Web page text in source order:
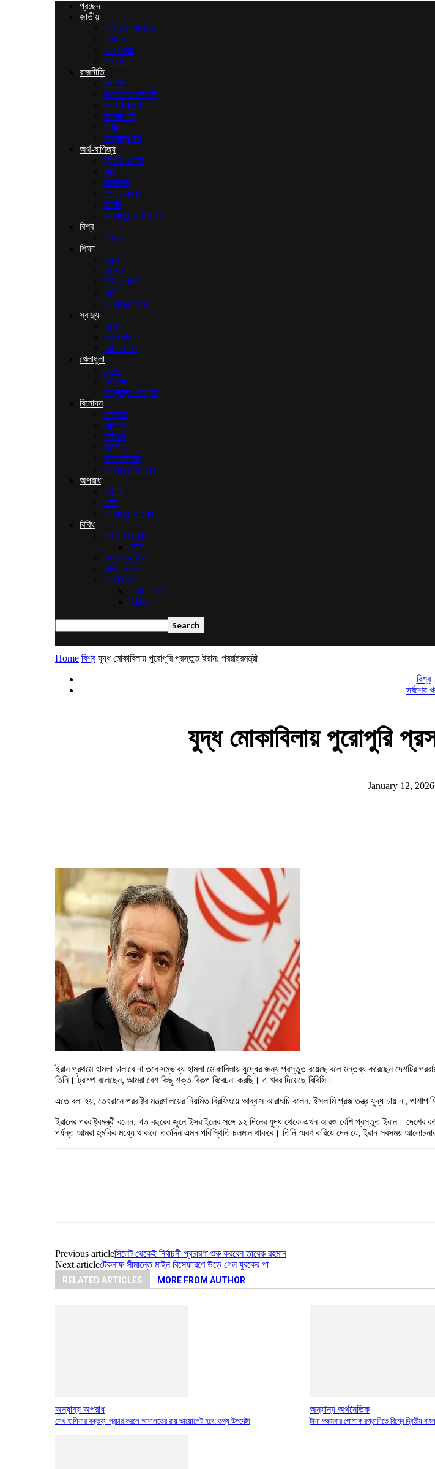
প্রচ্ছদ
জাতীয়
আইন ও আদালত
মতামত
আবহাওয়া
সারাদেশ
রাজনীতি
বিএনপি
জামায়াতে ইসলামী
আওয়ামীলীগ
জাতীয়পার্টি
নির্বাচন
অন্যান্য দল
অর্থ-বাণিজ্য
ব্যাংক ও বীমা
কৃষি
বাজারদর
শেয়ার বাজার
চাকরি
অন্যান্য অর্থনৈতিক
বিশ্ব
প্রবাস
শিক্ষা
স্কুল
কলেজ
ইউনিভার্সিটি
ভর্তি
অন্যান্য শিক্ষা
স্বাস্থ্য
রোগ
প্রতিকার
শরীর ও মন
খেলাধুলা
ফুটবল
ক্রিকেট
অন্যান্য খেলাধুলা
বিনোদন
ঢালিউড
টালিউড
হলিউড
বলিউড
লাইফস্টাইল
অন্যান্য বিনোদন
অপরাধ
দুর্নীতি
ধর্ষন
অন্যান্য অপরাধ
বিবিধ
ধর্ম ও সংস্কৃতি
শোক
তথ্য প্রযুক্তি
রান্না-বান্না
আর্কাইভস
ফটোগ্যালারি
ভিডিও
Home বিশ্ব যুদ্ধ মোকাবিলায় পুরোপুরি প্রস্তুত ইরান: পররাষ্ট্রমন্ত্রী
বিশ্ব
সর্বশেষ
যুদ্ধ মোকাবিলায় পুরোপুরি
January 12, 2026
ইরান প্রথমে হামলা চালাবে না তবে সম্ভাব্য হামলা মোকাবিলায় যুদ্ধের জন্য প্রস্তুত রয়েছে বলে মন্তব্য করেছেন দেশটির
তিনি। ট্রাম্প বলেছেন, আমরা বেশ কিছু শক্ত বিকল্প বিবেচনা করছি। এ খবর দিয়েছে বিবিসি।
এতে বলা হয়, তেহরানে পররাষ্ট্র মন্ত্রণালয়ের নিয়মিত ব্রিফিংয়ে আব্বাস আরাঘচি বলেন, ইসলামি প্রজাতন্ত্র যুদ্ধ চায় না,
ইরানের পররাষ্ট্রমন্ত্রী বলেন, গত বছরের জুনে ইসরাইলের সঙ্গে ১২ দিনের যুদ্ধ থেকে এখন আরও বেশি প্রস্তুত ইরান। দেশের
পর্যন্ত আমরা হুমকির মধ্যে থাকবো ততদিন এমন পরিস্থিতি চলমান থাকবে। তিনি স্মরণ করিয়ে দেন যে, ইরান সবসময়
Previous articleসিলেট থেকেই নির্বাচনী প্রচারণা শুরু করবেন তারেক রহমান
Next articleটেকনাফ সীমান্তে মাইন বিস্ফোরণে উড়ে গেল যুবকের পা
RELATED ARTICLES MORE FROM AUTHOR
অন্যান্য অপরাধ
শেখ হাসিনার বক্তব্য প্রচার করলে আদালতের রায় ভায়োলেট হবে: তথ্য উপদেষ্টা
অন্যান্য অর্থনৈতিক
টানা পঞ্চমবার পোশাক রপ্তানিতে বিশ্বে দ্বিতীয়